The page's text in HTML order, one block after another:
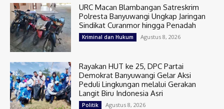
URC Macan Blambangan Satreskrim
Polresta Banyuwangi Ungkap Jaringan
Sindikat Curanmor hingga Penadah
Kriminal dan Hukum Agustus 8, 2026
Rayakan HUT ke 25, DPC Partai
Demokrat Banyuwangi Gelar Aksi
Peduli Lingkungan melalui Gerakan
Langit Biru Indonesia Asri
Politik Agustus 8, 2026